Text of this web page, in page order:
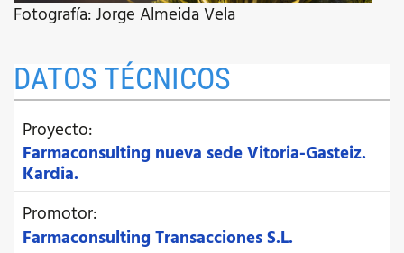
Fotografía: Jorge Almeida Vela
DATOS TÉCNICOS
Proyecto:
Farmaconsulting nueva sede Vitoria-Gasteiz.
Kardia.
Promotor:
Farmaconsulting Transacciones S.L.